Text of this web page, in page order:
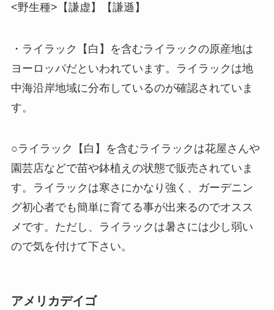
<野生種>【謙虚】【謙遜】
・ライラック【白】を含むライラックの原産地は
ヨーロッパだといわれています。ライラックは地
中海沿岸地域に分布しているのが確認されていま
す。
○ライラック【白】を含むライラックは花屋さんや
園芸店などで苗や鉢植えの状態で販売されていま
す。ライラックは寒さにかなり強く、ガーデニン
グ初心者でも簡単に育てる事が出来るのでオスス
メです。ただし、ライラックは暑さには少し弱い
ので気を付けて下さい。
アメリカデイゴ